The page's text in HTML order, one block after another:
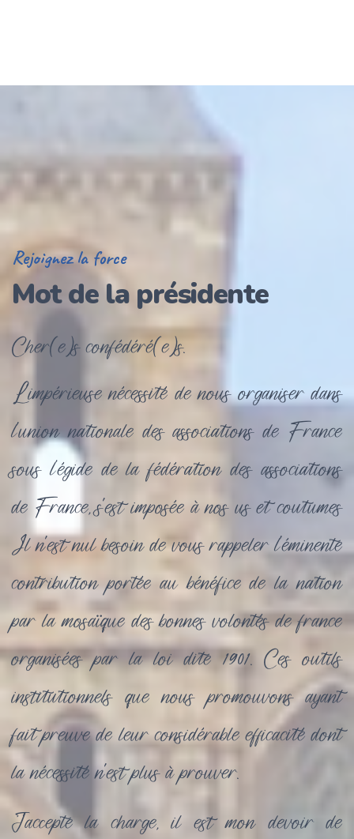
Rejoignez la force
Mot de la présidente
Cher(e)s confédéré(e)s.
L’impérieuse nécessité de nous organiser dans
l'union nationale des associations de France
sous l’égide de la fédération des associations
de France, s'est imposée à nos us et coutumes
Il n'est nul besoin de vous rappeler l'éminente
contribution portée au bénéfice de la nation
par la mosaïque des bonnes volontés de france
organisées par la loi dite 1901. Ces outils
institutionnels que nous promouvons ayant
fait preuve de leur considérable efficacité dont
la nécessité n'est plus à prouver.
J'accepte la charge, il est mon devoir de